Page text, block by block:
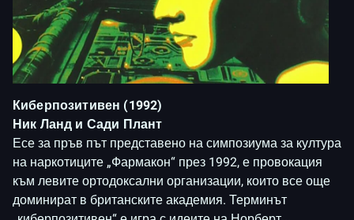
Киберпозитивен (1992)
Ник Ланд и Сади Плант
Есе за пръв път представено на симпозиума за култура
на наркотиците „Фармакон“ през 1992, е провокация
към левите ортодоксални организации, които все още
доминират в британските академия. Терминът